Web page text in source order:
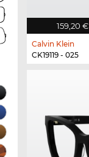
159,20 €
Calvin Klein
CK19119 - 025